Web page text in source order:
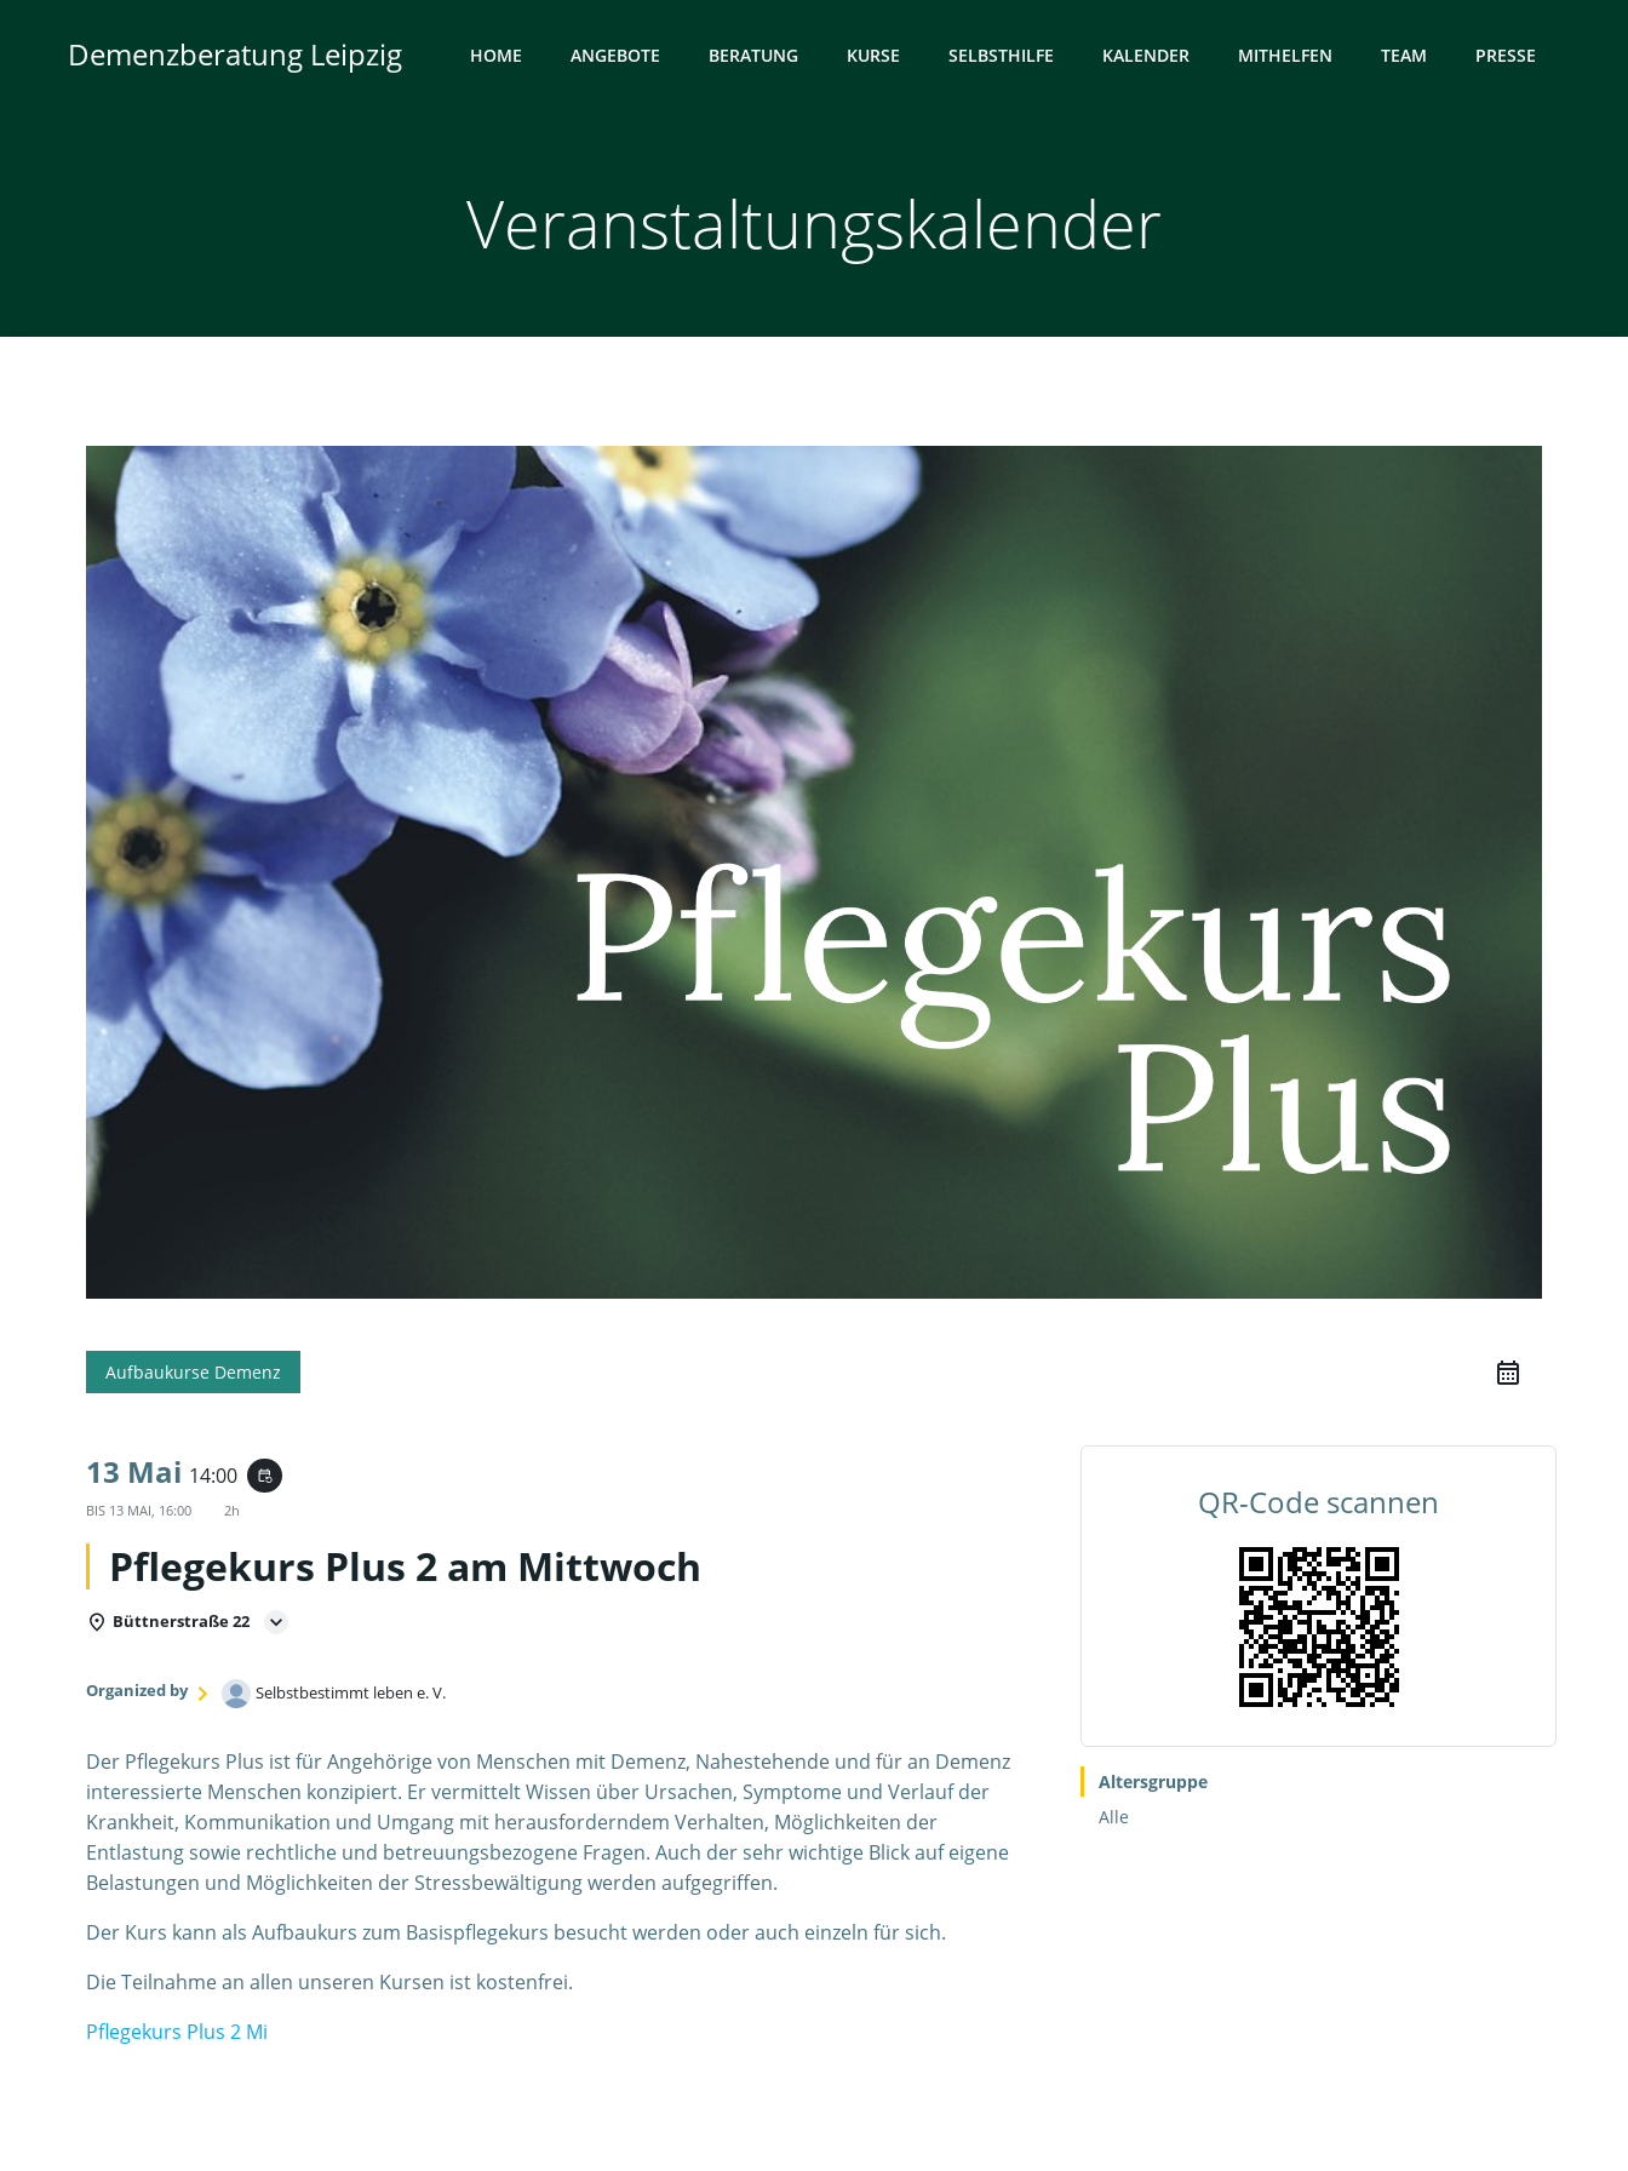
springenDemenzberatung Leipzig HOME ANGEBOTE BERATUNG KURSE SELBSTHILFE KALENDER MITHELFEN TEAM PRESSE
Veranstaltungskalender
Aufbaukurse Demenz
13 Mai 14:00 event_repeat
BIS 13 MAI, 16:00 2h
Pflegekurs Plus 2 am Mittwoch
Büttnerstraße 22
Organized by Selbstbestimmt leben e. V.
Der Pflegekurs Plus ist für Angehörige von Menschen mit Demenz, Nahestehende und für an Demenz
interessierte Menschen konzipiert. Er vermittelt Wissen über Ursachen, Symptome und Verlauf der
Krankheit, Kommunikation und Umgang mit herausforderndem Verhalten, Möglichkeiten der
Entlastung sowie rechtliche und betreuungsbezogene Fragen. Auch der sehr wichtige Blick auf eigene
Belastungen und Möglichkeiten der Stressbewältigung werden aufgegriffen.
Der Kurs kann als Aufbaukurs zum Basispflegekurs besucht werden oder auch einzeln für sich.
Die Teilnahme an allen unseren Kursen ist kostenfrei.
Pflegekurs Plus 2 Mi
QR-Code scannen
Altersgruppe
Alle